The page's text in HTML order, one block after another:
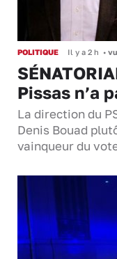
POLITIQUE Il y a 2 h •
Pissas n’a
La direction du
Denis Bouad
vainqueur du